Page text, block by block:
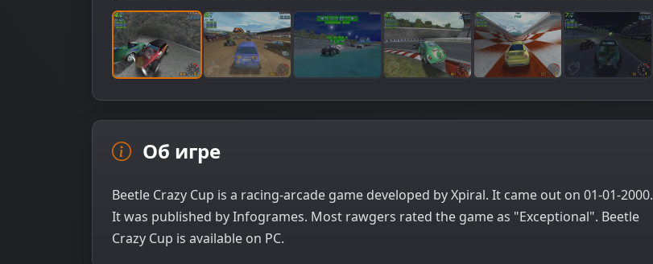
Об игре
Beetle Crazy Cup is a racing-arcade game developed by Xpiral. It came out on 01-01-2000.
It was published by Infogrames. Most rawgers rated the game as "Exceptional". Beetle
Crazy Cup is available on PC.